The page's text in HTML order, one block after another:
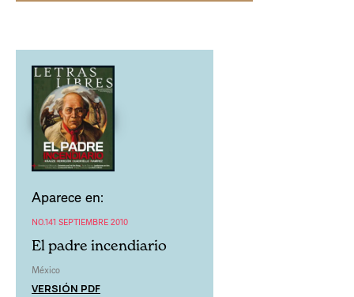
Aparece en:
NO.141 SEPTIEMBRE 2010
El padre incendiario
México
VERSIÓN PDF